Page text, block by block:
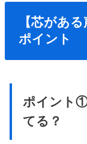
【芯があ
ポイント
ポイント
てる？